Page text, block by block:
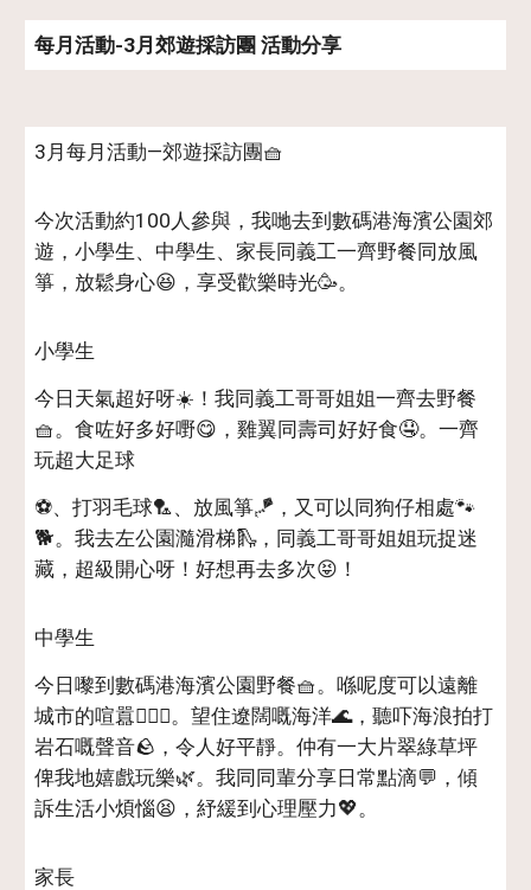
每月活動-3月郊遊採訪團 活動分享
3月每月活動—郊遊採訪團🧺
今次活動約100人參與，我哋去到數碼港海濱公園郊
遊，小學生、中學生、家長同義工一齊野餐同放風
箏，放鬆身心😆，享受歡樂時光🥳。
小學生
今日天氣超好呀☀️！我同義工哥哥姐姐一齊去野餐
🧺。食咗好多好嘢😋，雞翼同壽司好好食🤤。一齊
玩超大足球
⚽️、打羽毛球🏸、放風箏🪁，又可以同狗仔相處🐾
🐕。我去左公園瀡滑梯🛝，同義工哥哥姐姐玩捉迷
藏，超級開心呀！好想再去多次😝！
中學生
今日嚟到數碼港海濱公園野餐🧺。喺呢度可以遠離
城市的喧囂🧘🏼‍♀️。望住遼闊嘅海洋🌊，聽吓海浪拍打
岩石嘅聲音🪨，令人好平靜。仲有一大片翠綠草坪
俾我地嬉戲玩樂🌿。我同同輩分享日常點滴💬，傾
訴生活小煩惱😫，紓緩到心理壓力💖。
家長